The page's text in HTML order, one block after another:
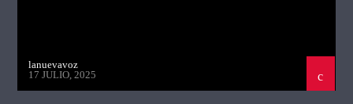
lanuevavoz
17 JULIO, 2025